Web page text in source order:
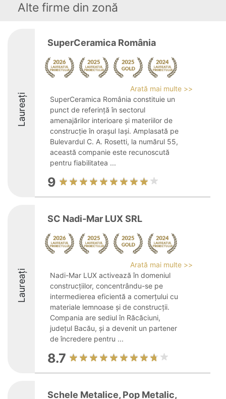
Alte firme din zonă
Laureați
SuperCeramica România
Arată mai multe >>
SuperCeramica România constituie un
punct de referință în sectorul
amenajărilor interioare și materiilor de
construcție în orașul Iași. Amplasată pe
Bulevardul C. A. Rosetti, la numărul 55,
această companie este recunoscută
pentru fiabilitatea ...
9
Laureați
SC Nadi-Mar LUX SRL
Arată mai multe >>
Nadi-Mar LUX activează în domeniul
construcțiilor, concentrându-se pe
intermedierea eficientă a comerțului cu
materiale lemnoase și de construcții.
Compania are sediul în Răcăciuni,
județul Bacău, și a devenit un partener
de încredere pentru ...
8.7
Schele Metalice, Pop Metalic,